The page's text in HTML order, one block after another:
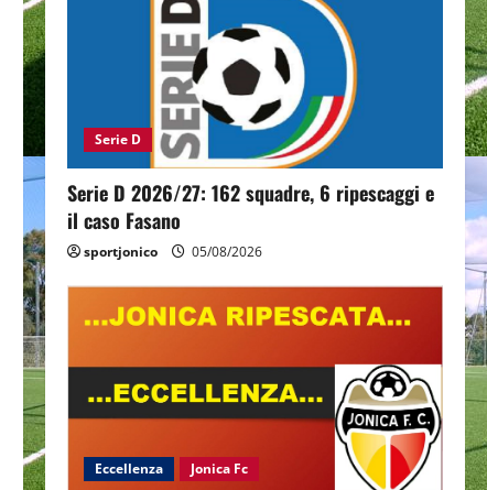
Serie D
Serie D 2026/27: 162 squadre, 6 ripescaggi e
il caso Fasano
sportjonico 05/08/2026
Eccellenza Jonica Fc